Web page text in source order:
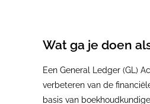
Wat ga je doen
Een General Ledger (GL)
verbeteren van de
basis van